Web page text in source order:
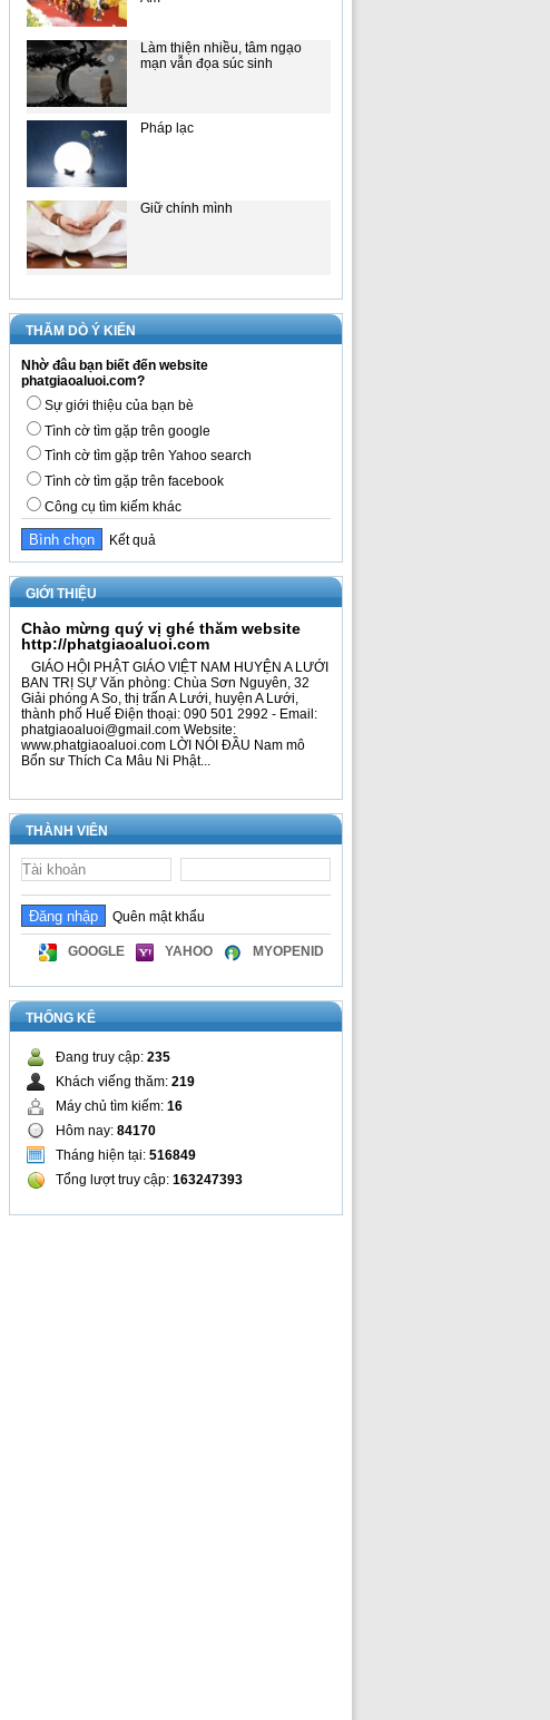
Làm thiện nhiều, tâm ngạo
mạn vẫn đọa súc sinh
Pháp lạc
Giữ chính mình
THĂM DÒ Ý KIẾN
Nhờ đâu bạn biết đến website
phatgiaoaluoi.com?
Sự giới thiệu của bạn bè
Tình cờ tìm gặp trên google
Tình cờ tìm gặp trên Yahoo search
Tình cờ tìm gặp trên facebook
Công cụ tìm kiếm khác
Kết quả
GIỚI THIỆU
Chào mừng quý vị ghé thăm website
http://phatgiaoaluoi.com
GIÁO HỘI PHẬT GIÁO VIỆT NAM HUYỆN A LƯỚI
BAN TRỊ SỰ Văn phòng: Chùa Sơn Nguyên, 32
Giải phóng A So, thị trấn A Lưới, huyện A Lưới,
thành phố Huế Điện thoại: 090 501 2992 - Email:
phatgiaoaluoi@gmail.com Website:
www.phatgiaoaluoi.com LỜI NÓI ĐẦU Nam mô
Bổn sư Thích Ca Mâu Ni Phật...
THÀNH VIÊN
Quên mật khẩu
GOOGLE YAHOO MYOPENID
THỐNG KÊ
Đang truy cập: 235
Khách viếng thăm: 219
Máy chủ tìm kiếm: 16
Hôm nay: 84170
Tháng hiện tại: 516849
Tổng lượt truy cập: 163247393